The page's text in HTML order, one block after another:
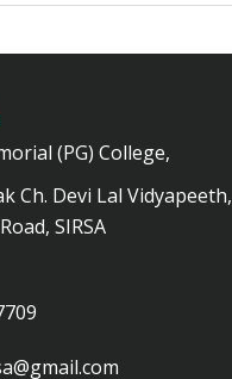
(PG) College,
Ch. Devi Lal Vidyapeeth,
SIRSA